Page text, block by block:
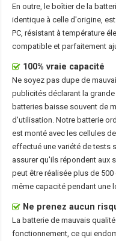
En outre, le boîtier de la
identique à celle d'origine,
PC, résistant à température
compatible et parfaitement
100% vraie capacité
Ne soyez pas dupe de
publicités déclarant la
batteries baisse souvent de
d'utilisation. Notre batterie
est monté avec les cellules
effectué une variété de tests
assurer qu'ils répondent aux
peut être réalisée plus de
même capacité pendant une
Ne prenez aucun
La batterie de mauvais
fonctionnement, ce qui